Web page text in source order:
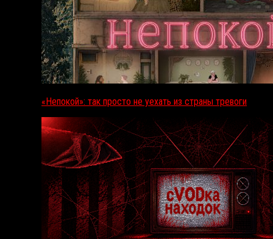
«Непокой»: так просто не уехать из страны тревоги